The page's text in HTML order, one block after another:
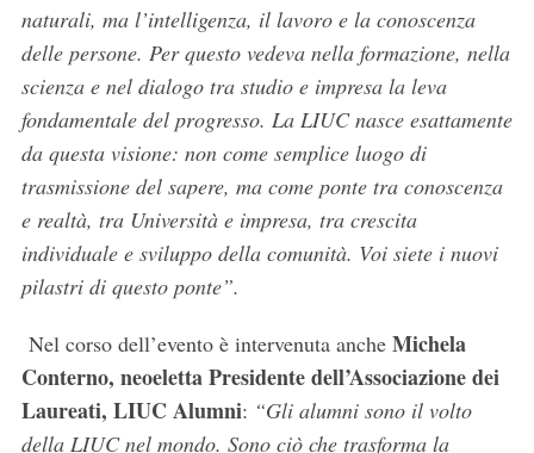
naturali, ma l’intelligenza, il lavoro e la conoscenza
delle persone. Per questo vedeva nella formazione, nella
scienza e nel dialogo tra studio e impresa la leva
fondamentale del progresso. La LIUC nasce esattamente
da questa visione: non come semplice luogo di
trasmissione del sapere, ma come ponte tra conoscenza
e realtà, tra Università e impresa, tra crescita
individuale e sviluppo della comunità. Voi siete i nuovi
pilastri di questo ponte”.
Nel corso dell’evento è intervenuta anche Michela
Conterno, neoeletta Presidente dell’Associazione dei
Laureati, LIUC Alumni: “Gli alumni sono il volto
della LIUC nel mondo. Sono ciò che trasforma la